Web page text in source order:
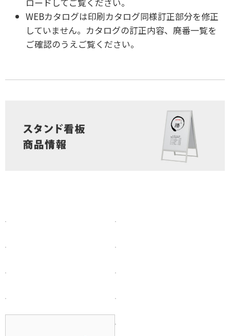
WEBカタログは印刷カタログ同様訂正部分を修正
していません。カタログの訂正内容、廃番一覧を
ご確認のうえご覧ください。